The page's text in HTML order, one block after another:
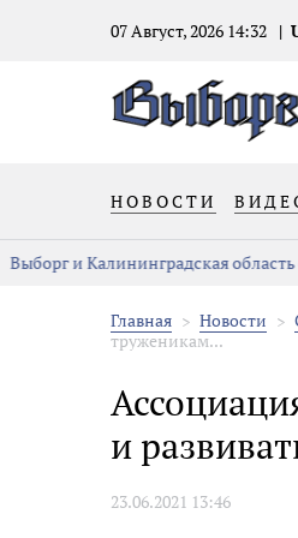
07 Август, 2026 14:32
НОВОСТИ
Выборг и Калининградская
Главная Новости
труженикам...
и
23.06.2021 13:46